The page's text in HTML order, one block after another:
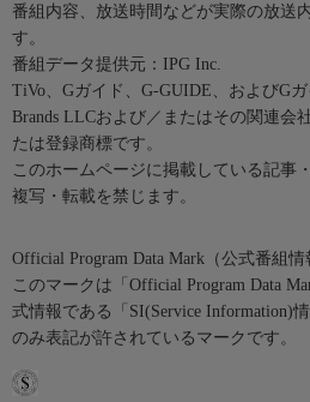
番組内容、放送時間などが実際の放送
す。
番組データ提供元：IPG Inc.
TiVo、Gガイド、G-GUIDE、およびG
Brands LLCおよび／またはその関連会
たは登録商標です。
このホームページに掲載している記事
複写・転載を禁じます。
Official Program Data Mark（公式番組情
このマークは「Official Program Data
式情報である「SI(Service Information)
のみ表記が許されているマークです。